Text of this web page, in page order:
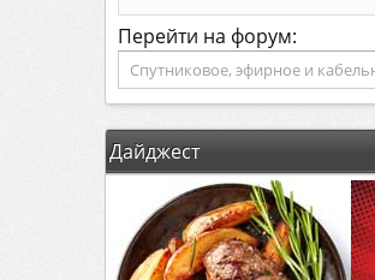
Перейти на форум:
Дайджест